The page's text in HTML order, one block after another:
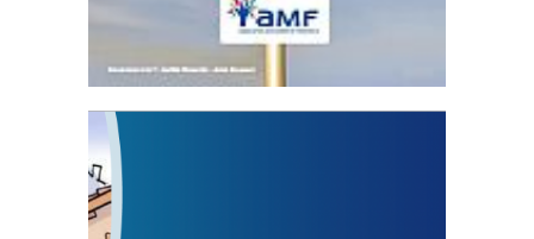
Statut de l’élu local
3 avril 2024
Mise à jour avril 2024
FEUILLETER